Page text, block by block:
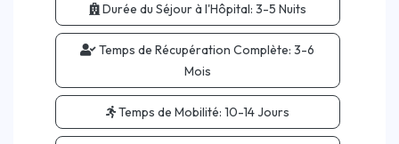
Durée du Séjour à l'Hôpital: 3-5 Nuits
Temps de Récupération Complète: 3-6
Mois
Temps de Mobilité: 10-14 Jours